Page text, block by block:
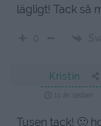
lägligt! Tack så
0
Kristin
11 år sedan
Tusen tack! 🙂